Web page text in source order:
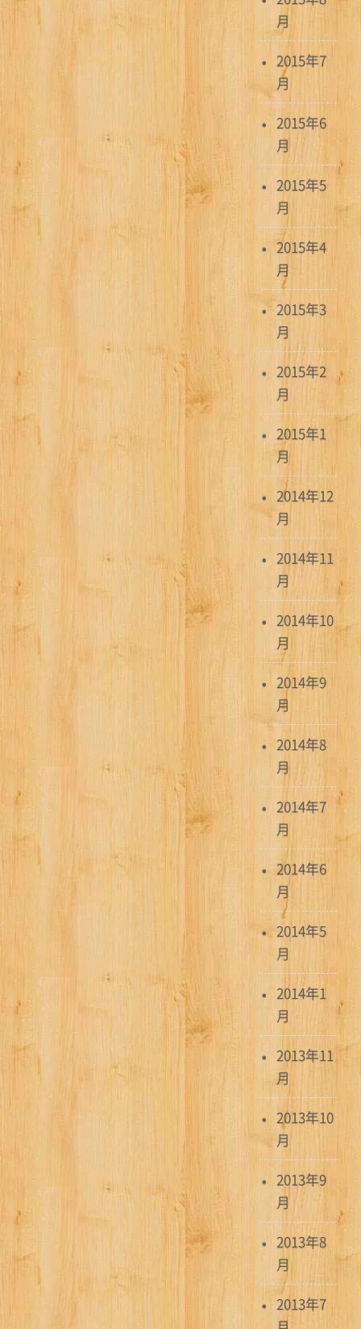
月
2015年7
月
2015年6
月
2015年5
月
2015年4
月
2015年3
月
2015年2
月
2015年1
月
2014年12
月
2014年11
月
2014年10
月
2014年9
月
2014年8
月
2014年7
月
2014年6
月
2014年5
月
2014年1
月
2013年11
月
2013年10
月
2013年9
月
2013年8
月
2013年7